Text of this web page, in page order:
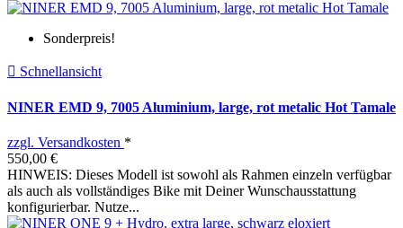
Sonderpreis!
 Schnellansicht
NINER EMD 9, 7005 Aluminium, large, rot metalic Hot Tamale
zzgl. Versandkosten *
550,00 €
HINWEIS: Dieses Modell ist sowohl als Rahmen einzeln verfügbar
als auch als vollständiges Bike mit Deiner Wunschausstattung
konfigurierbar. Nutze...